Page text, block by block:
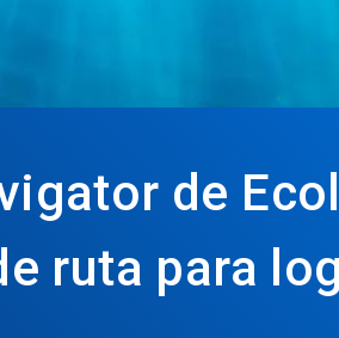
de
ruta para